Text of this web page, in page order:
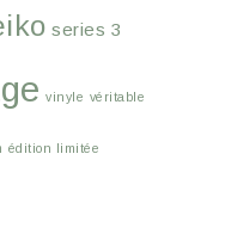
series 3
vinyle véritable
édition limitée